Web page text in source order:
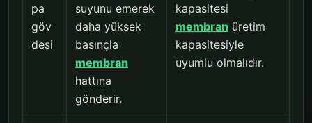
pa
göv
desi
suyunu emerek
daha yüksek
basınçla
membran
hattına
gönderir.
kapasitesi
membran üretim
kapasitesiyle
uyumlu olmalıdır.